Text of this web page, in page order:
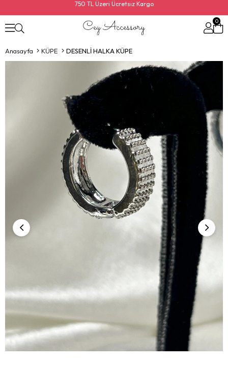
750 TL Üzeri Ücretsiz Kargo
0
Anasayfa KÜPE DESENLİ HALKA KÜPE